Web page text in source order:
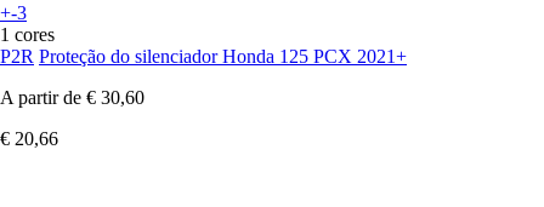
+-3
1 cores
P2R Proteção do silenciador Honda 125 PCX 2021+
A partir de € 30,60
€ 20,66